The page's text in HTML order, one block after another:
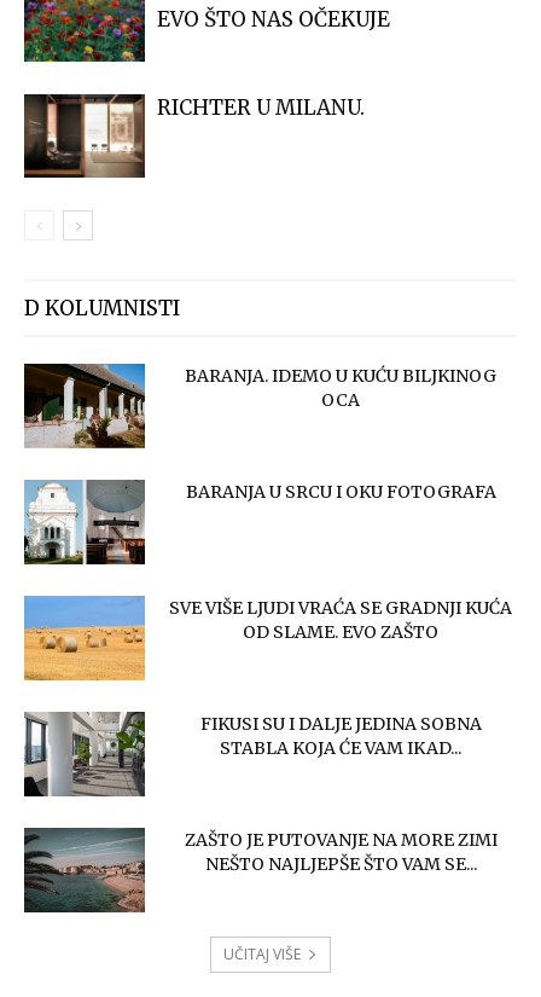
EVO ŠTO NAS OČEKUJE
RICHTER U MILANU.
D KOLUMNISTI
BARANJA. IDEMO U KUĆU BILJKINOG
OCA
BARANJA U SRCU I OKU FOTOGRAFA
SVE VIŠE LJUDI VRAĆA SE GRADNJI KUĆA
OD SLAME. EVO ZAŠTO
FIKUSI SU I DALJE JEDINA SOBNA
STABLA KOJA ĆE VAM IKAD...
ZAŠTO JE PUTOVANJE NA MORE ZIMI
NEŠTO NAJLJEPŠE ŠTO VAM SE...
UČITAJ VIŠE